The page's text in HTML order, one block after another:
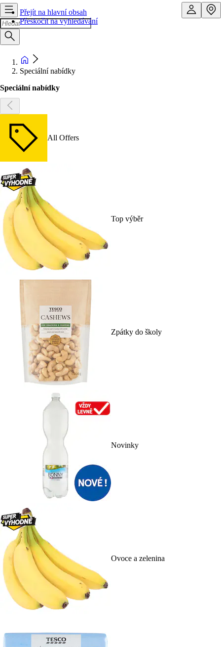
Přejít na hlavní obsah
Přeskočit na vyhledávání
Speciální nabídky
Speciální nabídky
All Offers
Top výběr
Zpátky do školy
Novinky
Ovoce a zelenina